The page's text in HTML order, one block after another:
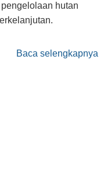
hutan
Baca selengkapnya